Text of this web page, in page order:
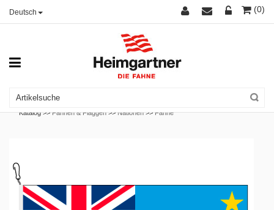
Deutsch (0)
Katalog >>Fahnen & Flaggen >>Nationen >>Fahne